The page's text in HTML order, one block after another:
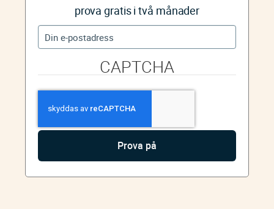
prova gratis i två månader
CAPTCHA